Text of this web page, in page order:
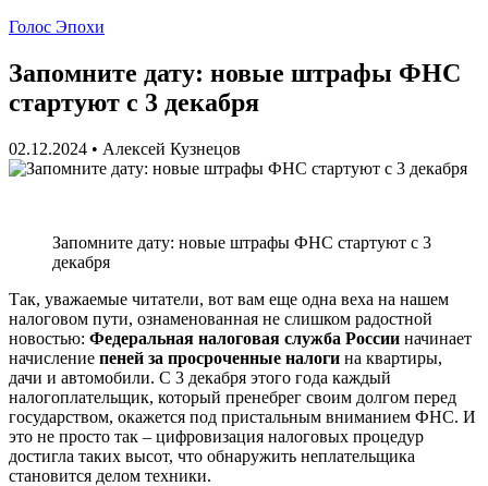
Голос Эпохи
Запомните дату: новые штрафы ФНС
стартуют с 3 декабря
02.12.2024 • Алексей Кузнецов
Запомните дату: новые штрафы ФНС стартуют с 3
декабря
Так, уважаемые читатели, вот вам еще одна веха на нашем
налоговом пути, ознаменованная не слишком радостной
новостью: Федеральная налоговая служба России начинает
начисление пеней за просроченные налоги на квартиры,
дачи и автомобили. С 3 декабря этого года каждый
налогоплательщик, который пренебрег своим долгом перед
государством, окажется под пристальным вниманием ФНС. И
это не просто так – цифровизация налоговых процедур
достигла таких высот, что обнаружить неплательщика
становится делом техники.